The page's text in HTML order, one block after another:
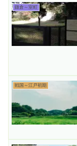
鎌倉～室町
戦国～江戸初期